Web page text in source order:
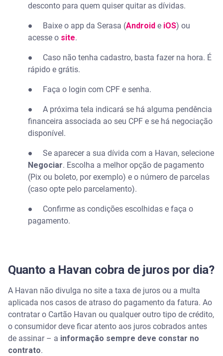
desconto para quem quiser quitar as dívidas.
● Baixe o app da Serasa (Android e iOS) ou
acesse o site.
● Caso não tenha cadastro, basta fazer na hora. É
rápido e grátis.
● Faça o login com CPF e senha.
● A próxima tela indicará se há alguma pendência
financeira associada ao seu CPF e se há negociação
disponível.
● Se aparecer a sua dívida com a Havan, selecione
Negociar. Escolha a melhor opção de pagamento
(Pix ou boleto, por exemplo) e o número de parcelas
(caso opte pelo parcelamento).
● Confirme as condições escolhidas e faça o
pagamento.
Quanto a Havan cobra de juros por dia?
A Havan não divulga no site a taxa de juros ou a multa
aplicada nos casos de atraso do pagamento da fatura. Ao
contratar o Cartão Havan ou qualquer outro tipo de crédito,
o consumidor deve ficar atento aos juros cobrados antes
de assinar – a informação sempre deve constar no
contrato.